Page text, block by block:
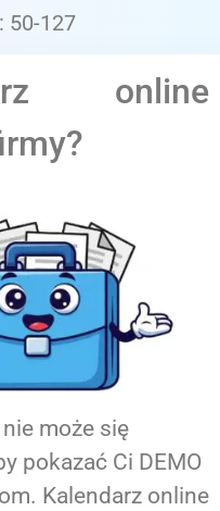
50-127
online
może się
pokazać Ci DEMO
Kalendarz online